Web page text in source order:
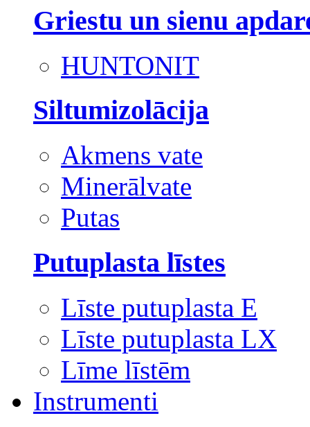
Griestu un sienu
HUNTONIT
Siltumizolācija
Akmens vate
Minerālvate
Putas
Putuplasta līstes
Līste putuplasta E
Līste putuplasta LX
Līme līstēm
Instrumenti